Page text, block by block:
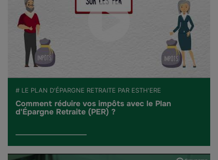
# LE PLAN D'ÉPARGNE RETRAITE PAR ESTH'ERE
Comment réduire vos impôts avec le Plan
d'Épargne Retraite (PER) ?